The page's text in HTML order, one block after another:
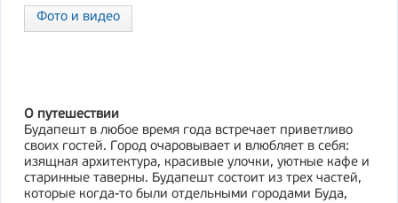
Фото и видео
О путешествии
Будапешт в любое время года встречает приветливо
своих гостей. Город очаровывает и влюбляет в себя:
изящная архитектура, красивые улочки, уютные кафе и
старинные таверны. Будапешт состоит из трех частей,
которые когда-то были отдельными городами Буда,